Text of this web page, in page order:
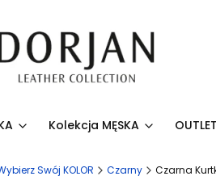
Kolekcja MĘSKA
Swój KOLOR Czarny Czarna